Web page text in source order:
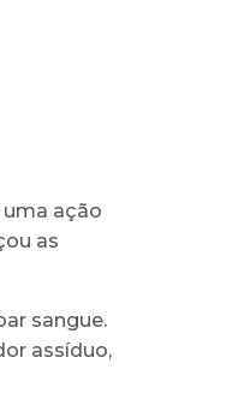
uma ação
as
sangue.
assíduo,